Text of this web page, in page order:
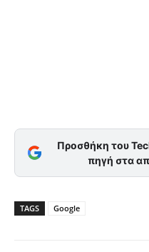
Προσθήκη του
πηγή στα
TAGS Google